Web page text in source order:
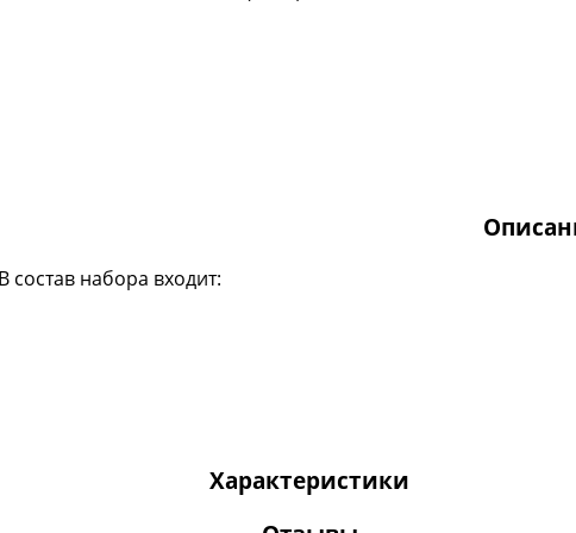
В состав набора входит:
Характеристики